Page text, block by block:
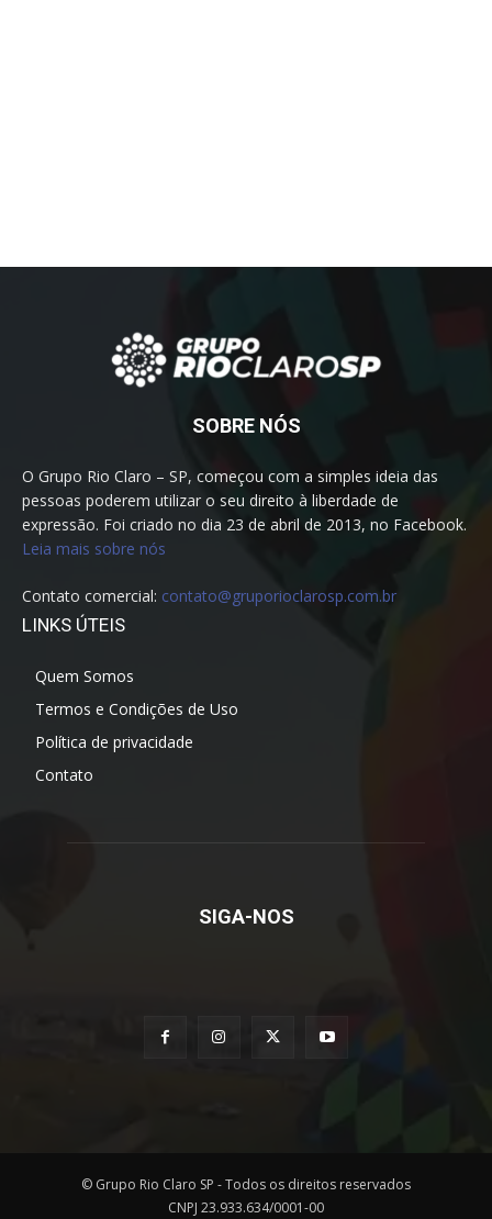
SOBRE NÓS
O Grupo Rio Claro – SP, começou com a simples ideia das
pessoas poderem utilizar o seu direito à liberdade de
expressão. Foi criado no dia 23 de abril de 2013, no Facebook.
Leia mais sobre nós
Contato comercial: contato@gruporioclarosp.com.br
LINKS ÚTEIS
Quem Somos
Termos e Condições de Uso
Política de privacidade
Contato
SIGA-NOS
© Grupo Rio Claro SP - Todos os direitos reservados
CNPJ 23.933.634/0001-00